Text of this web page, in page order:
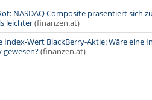
NASDAQ Composite präsentiert sich
leichter(finanzen.at)
Index-Wert BlackBerry-Aktie: Wäre eine
gewesen?(finanzen.at)